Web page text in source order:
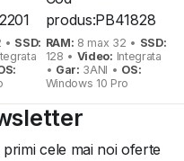
• SSD:
fost:
494 lei.
409 lei.
produs:PB41828
RAM: 8 max 32 • SSD:
128 • Video: Integrata
• Gar: 3ANI • OS:
Windows 10 Pro
cele mai noi oferte